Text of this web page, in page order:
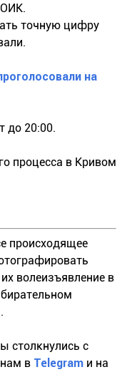
ОИК.
точную цифру
на
до 20:00.
процесса в Кривом
происходящее
волеизъявление в
.
столкнулись с
в Telegram и на